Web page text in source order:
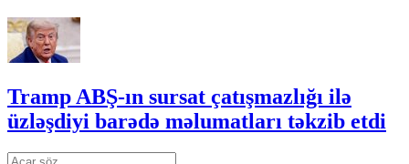
Tramp ABŞ-ın sursat çatışmazlığı ilə
üzləşdiyi barədə məlumatları təkzib etdi